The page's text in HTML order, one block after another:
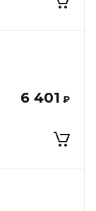
6 401 ₽